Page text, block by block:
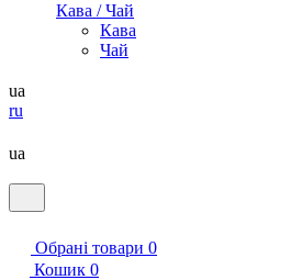
Кава / Чай
Кава
Чай
ua
ru
ua
Обрані товари 0
Кошик 0